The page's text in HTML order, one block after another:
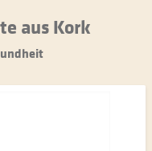
aus Kork